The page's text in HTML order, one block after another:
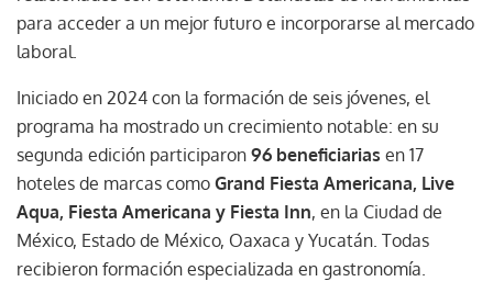
para acceder a un mejor futuro e incorporarse al mercado
laboral.
Iniciado en 2024 con la formación de seis jóvenes, el
programa ha mostrado un crecimiento notable: en su
segunda edición participaron 96 beneficiarias en 17
hoteles de marcas como Grand Fiesta Americana, Live
Aqua, Fiesta Americana y Fiesta Inn, en la Ciudad de
México, Estado de México, Oaxaca y Yucatán. Todas
recibieron formación especializada en gastronomía.